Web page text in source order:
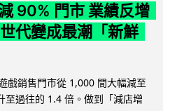
90% 門市 業績反增
代變成最潮「新鮮
戲銷售門市從 1,000 間大幅減至
至過往的 1.4 倍。做到「減店增